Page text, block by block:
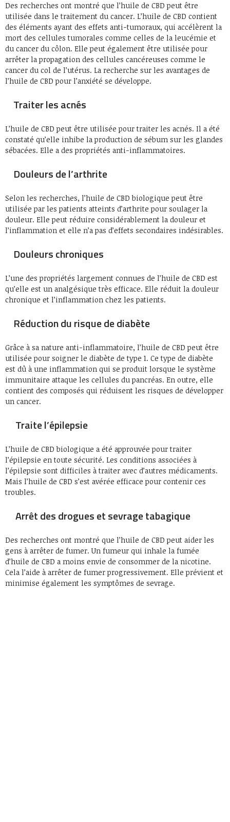
Des recherches ont montré que l’huile de CBD peut être
utilisée dans le traitement du cancer. L’huile de CBD contient
des éléments ayant des effets anti-tumoraux, qui accélèrent la
mort des cellules tumorales comme celles de la leucémie et
du cancer du côlon. Elle peut également être utilisée pour
arrêter la propagation des cellules cancéreuses comme le
cancer du col de l’utérus. La recherche sur les avantages de
l’huile de CBD pour l’anxiété se développe.
Traiter les acnés
L’huile de CBD peut être utilisée pour traiter les acnés. Il a été
constaté qu’elle inhibe la production de sébum sur les glandes
sébacées. Elle a des propriétés anti-inflammatoires.
Douleurs de l’arthrite
Selon les recherches, l’huile de CBD biologique peut être
utilisée par les patients atteints d’arthrite pour soulager la
douleur. Elle peut réduire considérablement la douleur et
l’inflammation et elle n’a pas d’effets secondaires indésirables.
Douleurs chroniques
L’une des propriétés largement connues de l’huile de CBD est
qu’elle est un analgésique très efficace. Elle réduit la douleur
chronique et l’inflammation chez les patients.
Réduction du risque de diabète
Grâce à sa nature anti-inflammatoire, l’huile de CBD peut être
utilisée pour soigner le diabète de type 1. Ce type de diabète
est dû à une inflammation qui se produit lorsque le système
immunitaire attaque les cellules du pancréas. En outre, elle
contient des composés qui réduisent les risques de développer
un cancer.
Traite l’épilepsie
L’huile de CBD biologique a été approuvée pour traiter
l’épilepsie en toute sécurité. Les conditions associées à
l’épilepsie sont difficiles à traiter avec d’autres médicaments.
Mais l’huile de CBD s’est avérée efficace pour contenir ces
troubles.
Arrêt des drogues et sevrage tabagique
Des recherches ont montré que l’huile de CBD peut aider les
gens à arrêter de fumer. Un fumeur qui inhale la fumée
d’huile de CBD a moins envie de consommer de la nicotine.
Cela l’aide à arrêter de fumer progressivement. Elle prévient et
minimise également les symptômes de sevrage.